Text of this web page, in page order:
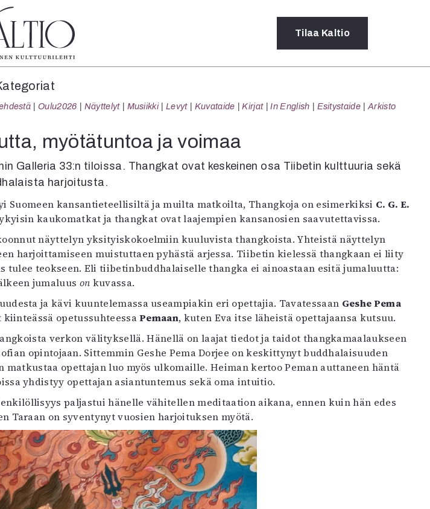
Lehdet
4/2026
1/2026
6/2025
saame
5/2025
Tilaus ja
Yhteistyössä
Toimitus
Mediatiedot
Tilaa Kaltio
Oulu2026 Näyttelyt Musiikki Levyt Kuvataide Kirjat In English Esitystaide Arkisto
myötätuntoa ja voimaa
Galleria 33:n tiloissa. Thangkat ovat keskeinen osa Tiibetin kulttuuria sekä
harjoitusta.
kansantieteellisiltä ja muilta matkoilta, Thangkoja on esimerkiksi C. G. E.
kaukomatkat ja thangkat ovat laajempien kansanosien saavutettavissa.
näyttelyn yksityiskokoelmiin kuuluvista thangkoista. Yhteistä näyttelyn
harjoittamiseen muistuttaen pyhästä arjessa. Tiibetin kielessä thangkaan ei liity
tulee teokseen. Eli tiibetinbuddhalaiselle thangka ei ainoastaan esitä jumaluutta:
jumaluus on kuvassa.
ja kävi kuuntelemassa useampiakin eri opettajia. Tavatessaan Geshe Pema
opetussuhteessaPemaan, kuten Eva itse läheistä opettajaansa kutsuu.
verkon välityksellä. Hänellä on laajat tiedot ja taidot thangkamaalaukseen
opintojaan. Sittemmin Geshe Pema Dorjee on keskittynyt buddhalaisuuden
opettajan luo myös ulkomaille. Heiman kertoo Peman auttaneen häntä
yhdistyy opettajan asiantuntemus sekä oma intuitio.
paljastui hänelle vähitellen meditaation aikana, ennen kuin hän edes
Taraan on syventynyt vuosien harjoituksen myötä.